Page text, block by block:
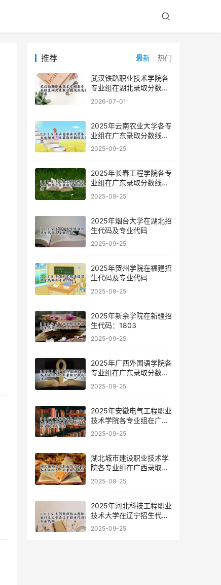
推荐 最新 热门
武汉铁路职业技术学院各
专业组在湖北录取分数线
及选科要求
2026-07-01
2025年云南农业大学各专
业组在广东录取分数线及
位次
2025-09-25
2025年长春工程学院各专
业组在广东录取分数线及
位次
2025-09-25
2025年烟台大学在湖北招
生代码及专业代码
2025-09-25
2025年贺州学院在福建招
生代码及专业代码
2025-09-25
2025年新余学院在新疆招
生代码：1803
2025-09-25
2025年广西外国语学院各
专业组在广东录取分数线
及位次
2025-09-25
2025年安徽电气工程职业
技术学院各专业组在广东
录取分数线及位次
2025-09-25
湖北城市建设职业技术学
院各专业组在广西录取分
数线
2025-09-25
2025年河北科技工程职业
技术大学在辽宁招生代码
及专业代码
2025-09-25